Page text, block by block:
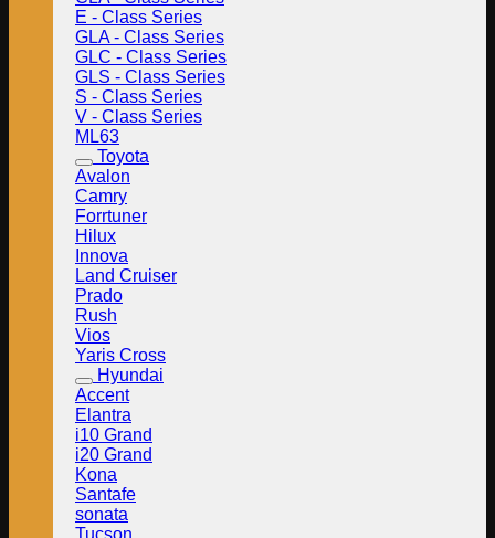
E - Class Series
GLA - Class Series
GLC - Class Series
GLS - Class Series
S - Class Series
V - Class Series
ML63
Toyota
Avalon
Camry
Forrtuner
Hilux
Innova
Land Cruiser
Prado
Rush
Vios
Yaris Cross
Hyundai
Accent
Elantra
i10 Grand
i20 Grand
Kona
Santafe
sonata
Tucson